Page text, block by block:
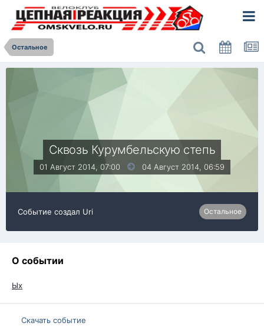
Остальное
Сквозь Курумбельскую степь
01 Август 2014, 07:00 04 Август 2014, 06:59
Событие создал Uri Остальное
О событии
Ых
Скачать событие